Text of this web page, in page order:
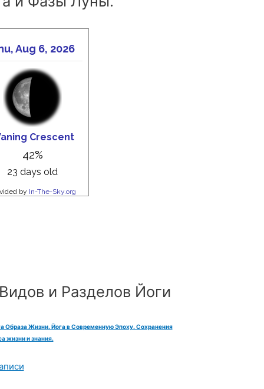
и Разделов Йоги
Образа Жизни. Йога в Современную Эпоху. Сохранения
жизни и знания.